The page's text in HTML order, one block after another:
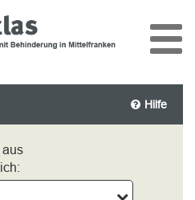
Hilfe